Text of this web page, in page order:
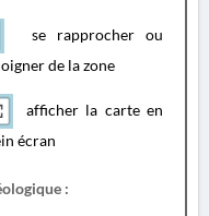
se rapprocher ou
de la zone
afficher la carte en
écran
: